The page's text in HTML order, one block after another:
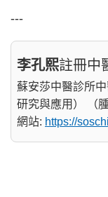
---
李孔熙註冊中
蘇安莎中醫診所
研究與應用） （
網站: https://